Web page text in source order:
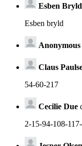
Esben Bryld
Esben bryld
Anonymous
Claus
54-60-217
Cecilie Due
2-15-94-108-